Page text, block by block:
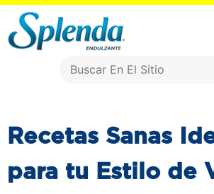
Recetas Sanas
para tu Estilo de